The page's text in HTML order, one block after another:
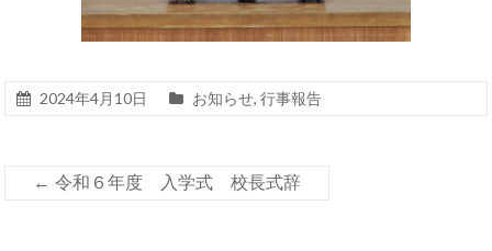
2024年4月10日 お知らせ,行事報告
← 令和６年度 入学式 校長式辞